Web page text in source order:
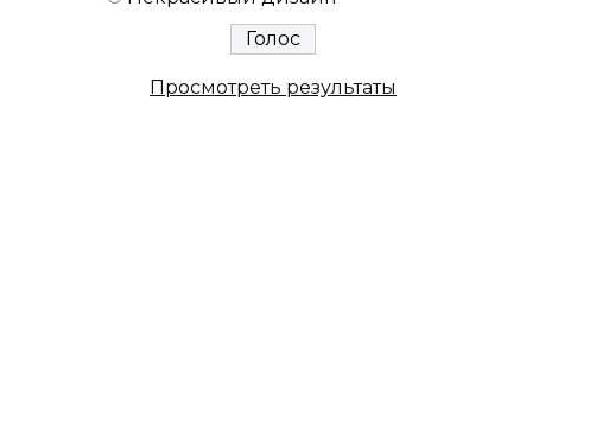
Просмотреть результаты